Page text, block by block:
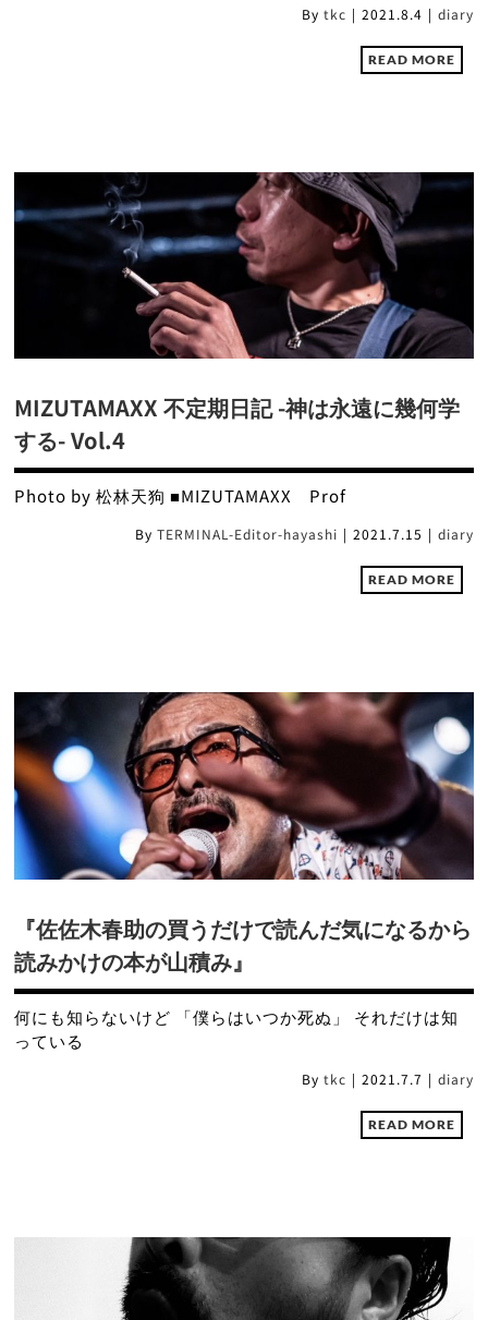
By tkc | 2021.8.4 | diary
READ MORE
MIZUTAMAXX 不定期日記 -神は永遠に幾何学
する- Vol.4
Photo by 松林天狗 ■MIZUTAMAXX Prof
By TERMINAL-Editor-hayashi | 2021.7.15 | diary
READ MORE
『佐佐木春助の買うだけで読んだ気になるから
読みかけの本が山積み』
何にも知らないけど 「僕らはいつか死ぬ」 それだけは知
っている
By tkc | 2021.7.7 | diary
READ MORE